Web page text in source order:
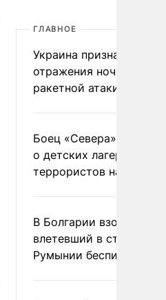
ГЛАВНОЕ
Украина признала
отражения ночной
ракетной атаки
Боец «Севера»
о детских лагерях
террористов на
В Болгарии взорвался
влетевший в страну из
Румынии беспилотник